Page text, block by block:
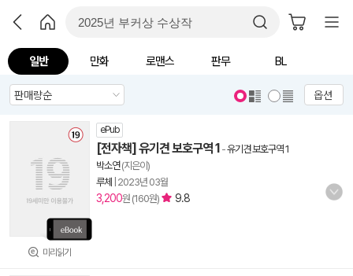
일반 만화 로맨스 판무 BL
옵션
미리읽기
ePub
[전자책] 유기견 보호구역 1 -유기견 보호구역 1
박소연(지은이)
루체
2023년 03월
3,200원 (160원) 9.8